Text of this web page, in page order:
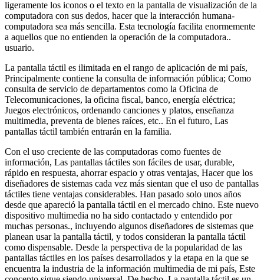
ligeramente los iconos o el texto en la pantalla de visualización de la
computadora con sus dedos, hacer que la interacción humana-
computadora sea más sencilla. Esta tecnología facilita enormemente
a aquellos que no entienden la operación de la computadora..
usuario.
La pantalla táctil es ilimitada en el rango de aplicación de mi país,
Principalmente contiene la consulta de información pública; Como
consulta de servicio de departamentos como la Oficina de
Telecomunicaciones, la oficina fiscal, banco, energía eléctrica;
Juegos electrónicos, ordenando canciones y platos, enseñanza
multimedia, preventa de bienes raíces, etc.. En el futuro, Las
pantallas táctil también entrarán en la familia.
Con el uso creciente de las computadoras como fuentes de
información, Las pantallas táctiles son fáciles de usar, durable,
rápido en respuesta, ahorrar espacio y otras ventajas, Hacer que los
diseñadores de sistemas cada vez más sientan que el uso de pantallas
táctiles tiene ventajas considerables. Han pasado solo unos años
desde que apareció la pantalla táctil en el mercado chino. Este nuevo
dispositivo multimedia no ha sido contactado y entendido por
muchas personas., incluyendo algunos diseñadores de sistemas que
planean usar la pantalla táctil, y todos consideran la pantalla táctil
como dispensable. Desde la perspectiva de la popularidad de las
pantallas táctiles en los países desarrollados y la etapa en la que se
encuentra la industria de la información multimedia de mi país, Este